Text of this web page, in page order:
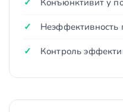
Конъюнктивит у
Неэффективность
Контроль